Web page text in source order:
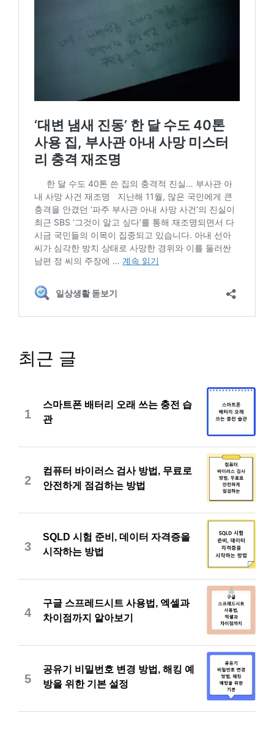
최근 글
1
스마트폰 배터리 오래 쓰는 충전 습
관
2
컴퓨터 바이러스 검사 방법, 무료로
안전하게 점검하는 방법
3
SQLD 시험 준비, 데이터 자격증을
시작하는 방법
4
구글 스프레드시트 사용법, 엑셀과
차이점까지 알아보기
5
공유기 비밀번호 변경 방법, 해킹 예
방을 위한 기본 설정